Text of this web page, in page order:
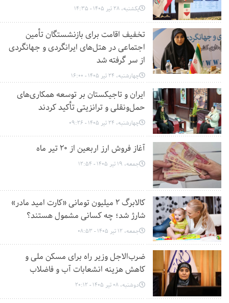
یکشنبه، 28 تیر 1405 - 14:35
تخفیف اقامت برای بازنشستگان تأمین
اجتماعی در هتل‌های ایرانگردی و جهانگردی
از سر گرفته شد
چهارشنبه، 24 تیر 1405 - 16:00
ایران و تاجیکستان بر توسعه همکاری‌های
حمل‌ونقلی و ترانزیتی تأکید کردند
چهارشنبه، 24 تیر 1405 - 09:26
آغاز فروش ارز اربعین از ۲۰ تیر ماه
جمعه، 19 تیر 1405 - 12:54
کالابرگ ۲ میلیون تومانی «کارت امید مادر»
شارژ شد؛ چه کسانی مشمول هستند؟
جمعه، 12 تیر 1405 - 08:53
ضرب‌الاجل وزیر راه برای مسکن ملی و
کاهش هزینه انشعابات آب و فاضلاب
دوشنبه، 08 تیر 1405 - 20:12